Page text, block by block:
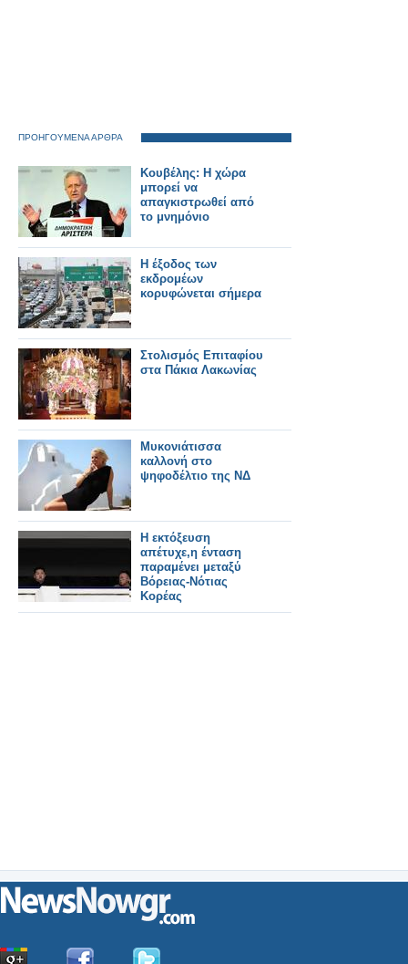
ΠΡΟΗΓΟΥΜΕΝΑ ΑΡΘΡΑ
Κουβέλης: Η χώρα
μπορεί να
απαγκιστρωθεί από
το μνημόνιο
Η έξοδος των
εκδρομέων
κορυφώνεται σήμερα
Στολισμός Επιταφίου
στα Πάκια Λακωνίας
Μυκονιάτισσα
καλλονή στο
ψηφοδέλτιο της ΝΔ
Η εκτόξευση
απέτυχε,η ένταση
παραμένει μεταξύ
Βόρειας-Νότιας
Κορέας